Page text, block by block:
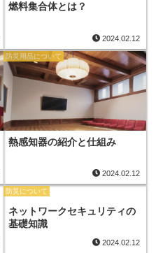
燃料集合体とは？
2024.02.12
防災用品について
熱感知器の紹介と仕組み
2024.02.12
防災について
ネットワークセキュリティの
基礎知識
2024.02.12